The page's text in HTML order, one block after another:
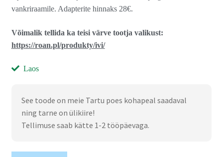
vankriraamile. Adapterite hinnaks 28€.
Võimalik tellida ka teisi värve tootja valikust:
https://roan.pl/produkty/ivi/
Laos
See toode on meie Tartu poes kohapeal saadaval
ning tarne on ülikiire!
Tellimuse saab kätte 1-2 tööpäevaga.